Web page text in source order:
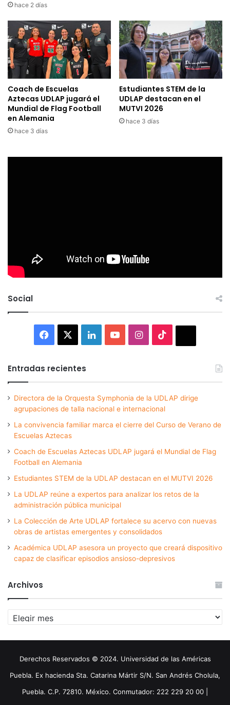
hace 2 días
Coach de Escuelas
Aztecas UDLAP jugará el
Mundial de Flag Football
en Alemania
hace 3 días
Estudiantes STEM de la
UDLAP destacan en el
MUTVI 2026
hace 3 días
Social
Facebook LinkedInYouTubeInstagram
Entradas recientes
Directora de la Orquesta Symphonia de la UDLAP dirige
agrupaciones de talla nacional e internacional
La convivencia familiar marca el cierre del Curso de Verano de
Escuelas Aztecas
Coach de Escuelas Aztecas UDLAP jugará el Mundial de Flag
Football en Alemania
Estudiantes STEM de la UDLAP destacan en el MUTVI 2026
La UDLAP reúne a expertos para analizar los retos de la
administración pública municipal
La Colección de Arte UDLAP fortalece su acervo con nuevas
obras de artistas emergentes y consolidados
Académica UDLAP asesora un proyecto que creará dispositivo
capaz de clasificar episodios ansioso-depresivos
Archivos
Archivos
Derechos Reservados © 2024. Universidad de las Américas
Puebla. Ex hacienda Sta. Catarina Mártir S/N. San Andrés Cholula,
Puebla. C.P. 72810. México. Conmutador: 222 229 20 00 |